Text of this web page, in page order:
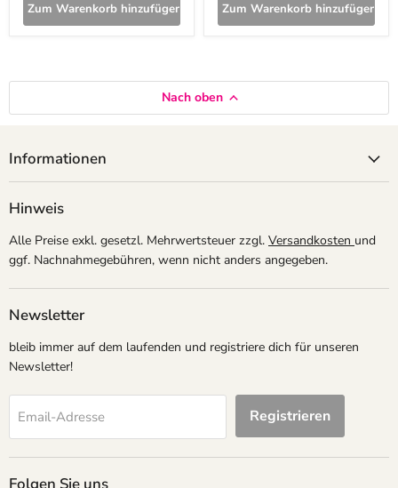
Zum Warenkorb hinzufügen Zum Warenkorb hinzufügen
Nach oben
Informationen
Hinweis
Alle Preise exkl. gesetzl. Mehrwertsteuer zzgl. Versandkosten und
ggf. Nachnahmegebühren, wenn nicht anders angegeben.
Newsletter
bleib immer auf dem laufenden und registriere dich für unseren
Newsletter!
Email-Adresse Registrieren